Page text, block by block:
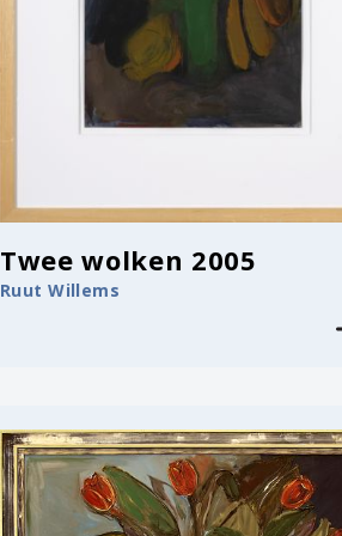
Twee wolken 2005
Ruut Willems